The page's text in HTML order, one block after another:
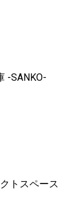
-SANKO-
トスペース